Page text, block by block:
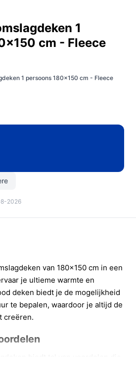
1
cm - Fleece
1 persoons 180x150 cm - Fleece
2026
van 180x150 cm in een
je ultieme warmte en
deken biedt je de mogelijkheid
te bepalen, waardoor je altijd de
creëren.
maken: